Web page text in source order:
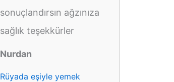
sonuçlandırsın ağzınıza
sağlık teşekkürler
Nurdan
Rüyada eşiyle yemek